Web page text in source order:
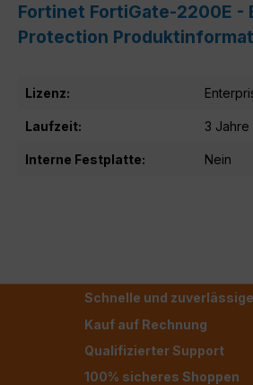
Fortinet FortiGate-2200E -
Protection
Lizenz:
Laufzeit: 3 Jahre
Interne Festplatte: Nein
Schnelle und
Kauf auf Rechnung
Qualifizierter Support
100% sicheres Shoppen